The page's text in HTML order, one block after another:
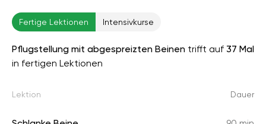
Fertige Lektionen Intensivkurse
Pflugstellung mit abgespreizten Beinen trifft auf 37 Mal
in fertigen Lektionen
Lektion Dauer